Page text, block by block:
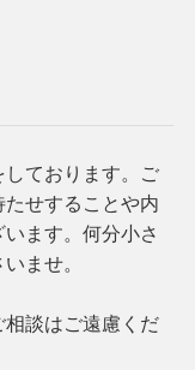
ております。ご
せすることや内
ます。何分小さ
ませ。
談はご遠慮くだ